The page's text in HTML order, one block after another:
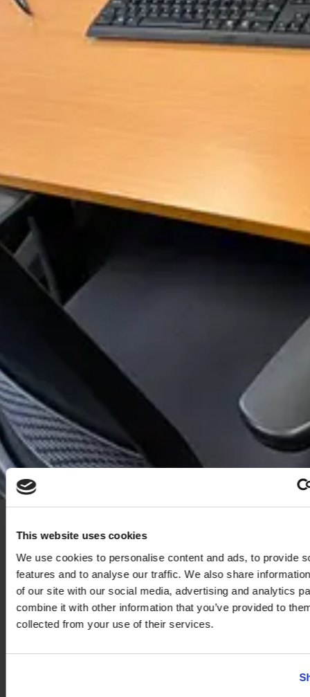
This website uses cookies
We use cookies to personalise content and ads, to provide
features and to analyse our traffic. We also share
of our site with our social media, advertising and analytics
combine it with other information that you’ve provided to
collected from your use of their services.
kantoor. Het begint met een strak
georganiseerde logistiek. Voor onze klant en
vaste partner ARP mochten we opnieuw een
project realiseren waarbij alles samenkomt: